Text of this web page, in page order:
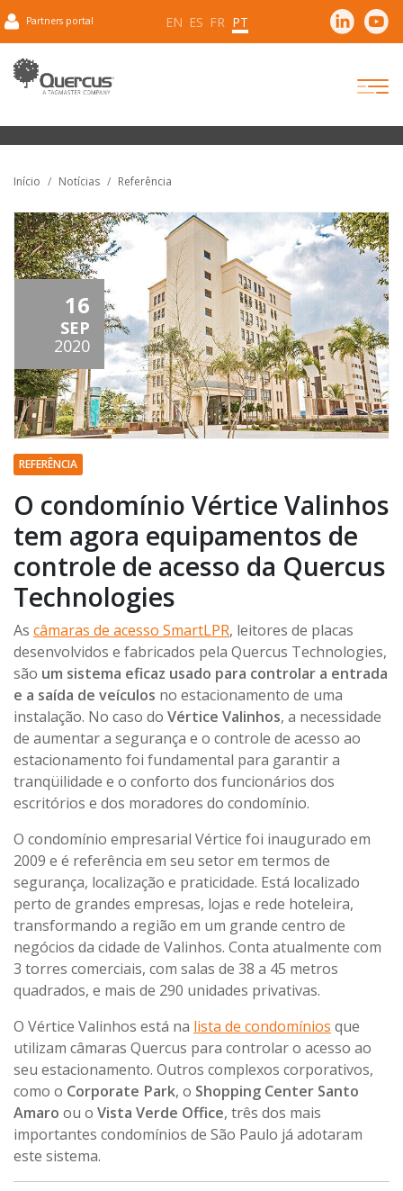
Partners portal EN ES FR PT
Início Notícias Referência
16
SEP
2020
REFERÊNCIA
O condomínio Vértice Valinhos
tem agora equipamentos de
controle de acesso da Quercus
Technologies
As câmaras de acesso SmartLPR, leitores de placas
desenvolvidos e fabricados pela Quercus Technologies,
são um sistema eficaz usado para controlar a entrada
e a saída de veículos no estacionamento de uma
instalação. No caso do Vértice Valinhos, a necessidade
de aumentar a segurança e o controle de acesso ao
estacionamento foi fundamental para garantir a
tranqüilidade e o conforto dos funcionários dos
escritórios e dos moradores do condomínio.
O condomínio empresarial Vértice foi inaugurado em
2009 e é referência em seu setor em termos de
segurança, localização e praticidade. Está localizado
perto de grandes empresas, lojas e rede hoteleira,
transformando a região em um grande centro de
negócios da cidade de Valinhos. Conta atualmente com
3 torres comerciais, com salas de 38 a 45 metros
quadrados, e mais de 290 unidades privativas.
O Vértice Valinhos está na lista de condomínios que
utilizam câmaras Quercus para controlar o acesso ao
seu estacionamento. Outros complexos corporativos,
como o Corporate Park, o Shopping Center Santo
Amaro ou o Vista Verde Office, três dos mais
importantes condomínios de São Paulo já adotaram
este sistema.